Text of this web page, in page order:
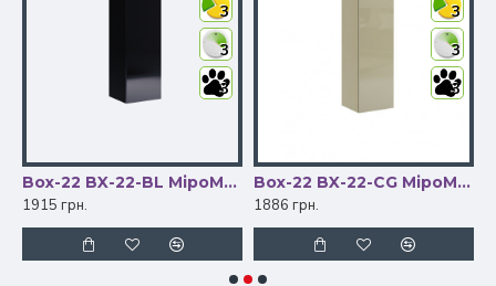
3
3
3
Box-22 BX-22-BL МіроМарк
1915 грн.
3
3
3
Box-22 BX-22-CG МіроМарк
1886 грн.